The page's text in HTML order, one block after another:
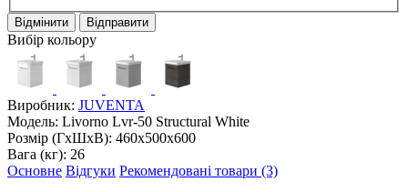
Відмінити Відправити
Вибір кольору
Виробник: JUVENTA
Модель: Livorno Lvr-50 Structural White
Розмір (ГxШxВ): 460x500x600
Вага (кг): 26
Основне Відгуки Рекомендовані товари (3)